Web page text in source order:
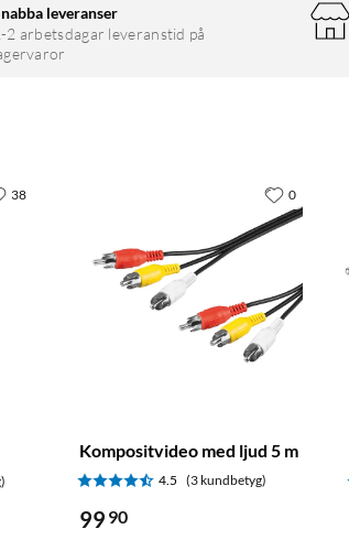
leveranser
2 arbetsdagar leveranstid på
38
Kompositvideo med ljud 5 m
4.5 (3 kundbetyg)
99 90
0